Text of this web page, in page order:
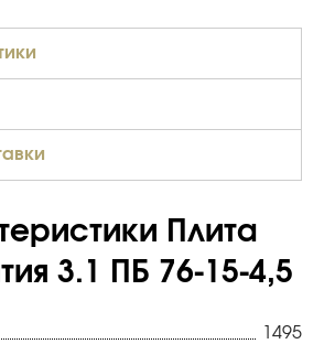
Плита
3.1 ПБ 76-15-4,5
1495